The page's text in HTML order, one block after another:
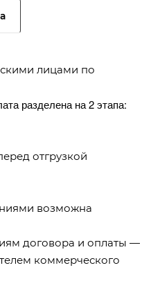
лицами по
разделена на 2 этапа:
отгрузкой
возможна
договора и оплаты —
коммерческого